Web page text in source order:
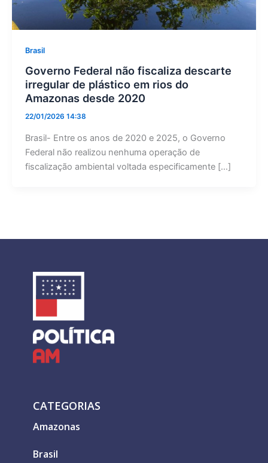
Brasil
Governo Federal não fiscaliza descarte
irregular de plástico em rios do
Amazonas desde 2020
22/01/2026 14:38
Brasil- Entre os anos de 2020 e 2025, o Governo
Federal não realizou nenhuma operação de
fiscalização ambiental voltada especificamente […]
CATEGORIAS
Amazonas
Brasil